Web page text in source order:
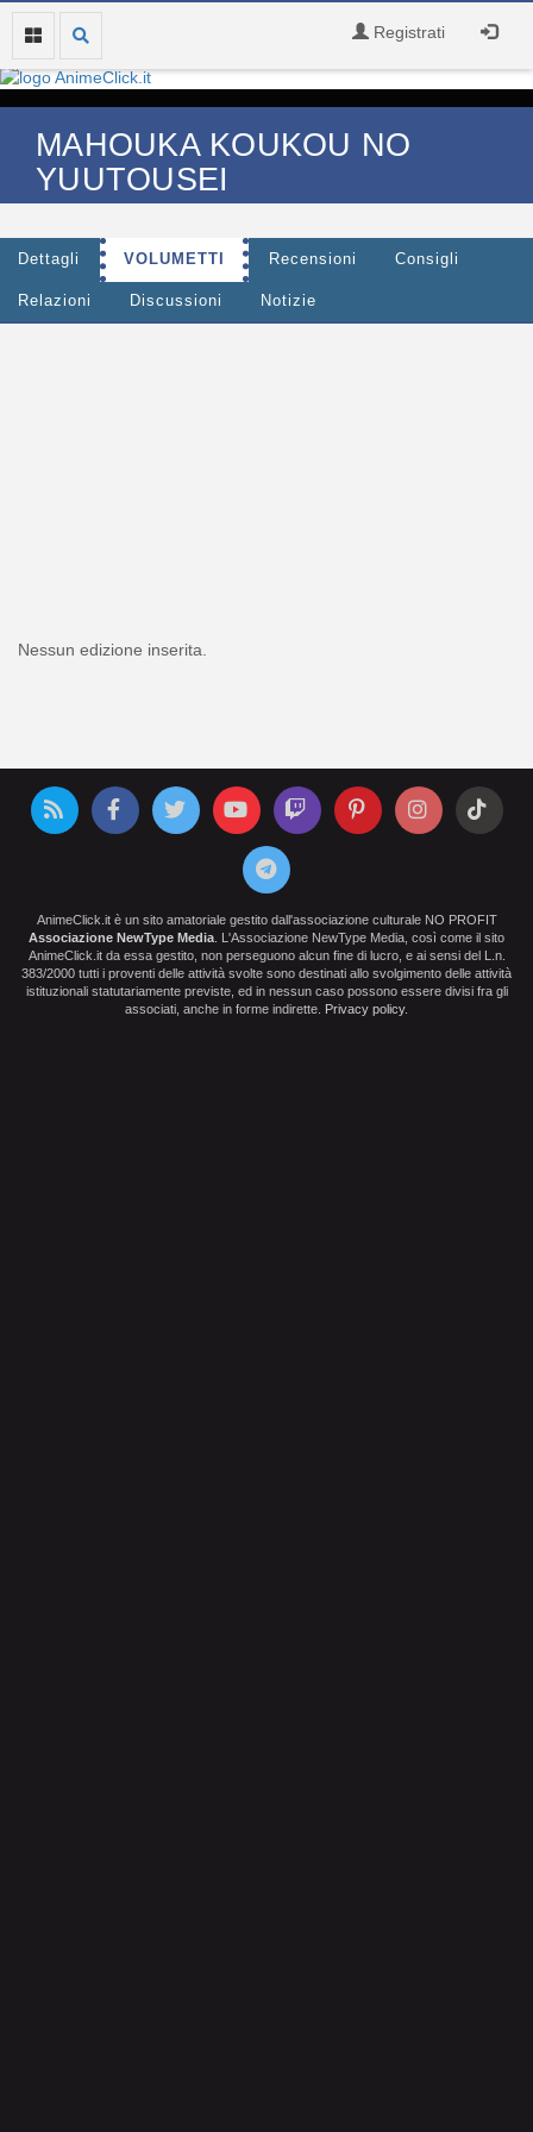
Registrati
MAHOUKA KOUKOU NO
YUUTOUSEI
Dettagli VOLUMETTI Recensioni Consigli
Relazioni Discussioni Notizie
Nessun edizione inserita.
AnimeClick.it è un sito amatoriale gestito dall'associazione culturale NO PROFIT
Associazione NewType Media . L'Associazione NewType Media, così come il sito
AnimeClick.it da essa gestito, non perseguono alcun fine di lucro, e ai sensi del L.n.
383/2000 tutti i proventi delle attività svolte sono destinati allo svolgimento delle attività
istituzionali statutariamente previste, ed in nessun caso possono essere divisi fra gli
associati, anche in forme indirette. Privacy policy.